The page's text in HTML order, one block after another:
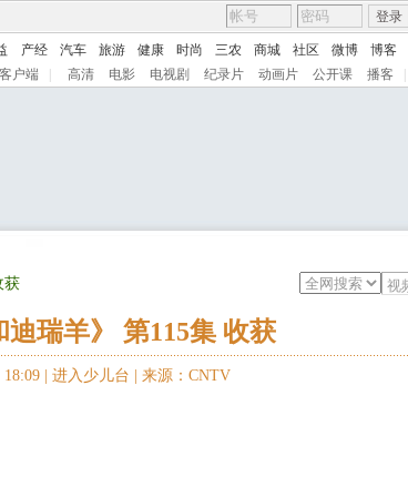
登录
产经 汽车 旅游 健康 时尚 三农 商城 社区 微博 博客
户端 高清 电影 电视剧 纪录片 动画片 公开课 播客
获
瑞羊》 第115集 收获
| 进入少儿台 来源：CNTV